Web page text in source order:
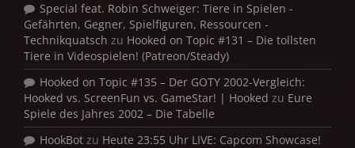
Special feat. Robin Schweiger: Tiere in Spielen -
Gefährten, Gegner, Spielfiguren, Ressourcen -
Technikquatsch zu Hooked on Topic #131 – Die tollsten
Tiere in Videospielen! (Patreon/Steady)
Hooked on Topic #135 – Der GOTY 2002-Vergleich:
Hooked vs. ScreenFun vs. GameStar! | Hooked zu Eure
Spiele des Jahres 2002 – Die Tabelle
HookBot zu Heute 23:55 Uhr LIVE: Capcom Showcase!